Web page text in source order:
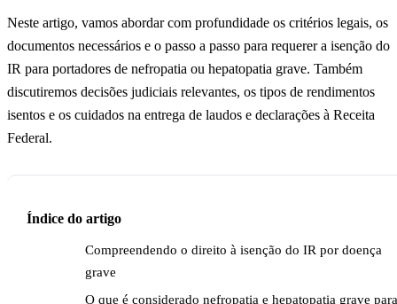
Neste artigo, vamos abordar com profundidade os critérios legais, os
documentos necessários e o passo a passo para requerer a isenção do
IR para portadores de nefropatia ou hepatopatia grave. Também
discutiremos decisões judiciais relevantes, os tipos de rendimentos
isentos e os cuidados na entrega de laudos e declarações à Receita
Federal.
Índice do artigo
Compreendendo o direito à isenção do IR por doença
grave
O que é considerado nefropatia e hepatopatia grave